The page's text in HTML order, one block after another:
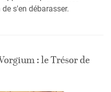
s'en débarasser.
: le Trésor de